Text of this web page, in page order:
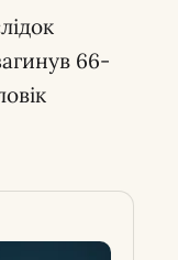
66-